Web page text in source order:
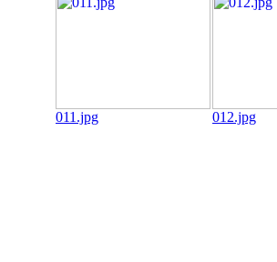
011.jpg 012.jpg